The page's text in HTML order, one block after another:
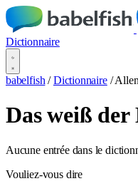
Dictionnaire
babelfish / Dictionnaire /
Das weiß
Aucune entrée dans le
Vouliez-vous dire